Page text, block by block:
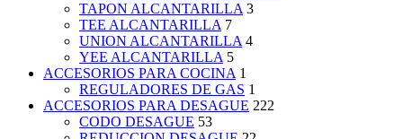
TAPON ALCANTARILLA 3
TEE ALCANTARILLA 7
UNION ALCANTARILLA 4
YEE ALCANTARILLA 5
ACCESORIOS PARA COCINA 1
REGULADORES DE GAS 1
ACCESORIOS PARA DESAGUE 222
CODO DESAGUE 53